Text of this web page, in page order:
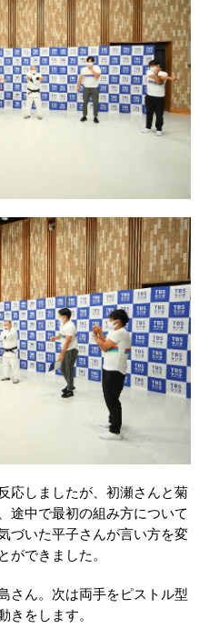
応しましたが、初瀬さんと菊
中で最初の組み方について
づいた平子さんが言い方を変
ができました。
さん。次は両手をピストル型
きをします。